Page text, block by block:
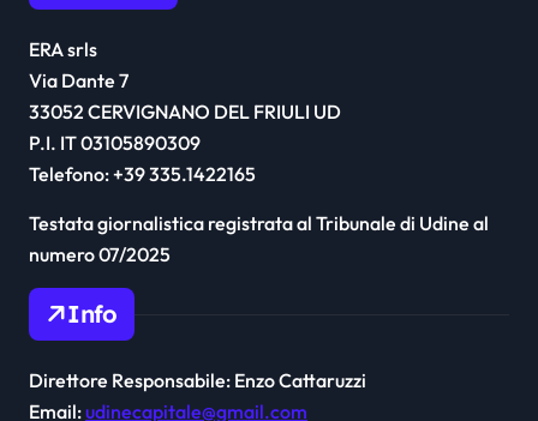
ERA srls
Via Dante 7
33052 CERVIGNANO DEL FRIULI UD
P.I. IT 03105890309
Telefono: +39 335.1422165
Testata giornalistica registrata al Tribunale di Udine al
numero 07/2025
Info
Direttore Responsabile: Enzo Cattaruzzi
Email:udinecapitale@gmail.com